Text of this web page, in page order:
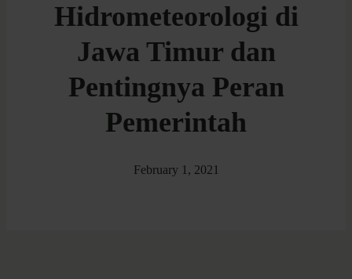
Hidrometeorologi di
Jawa Timur dan
Pentingnya Peran
Pemerintah
February 1, 2021